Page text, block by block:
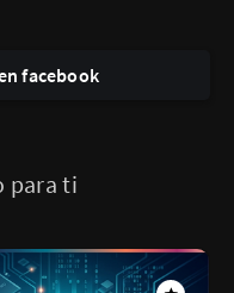
facebook
para ti